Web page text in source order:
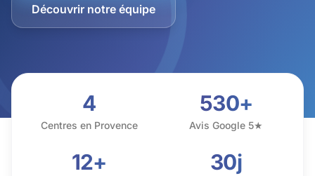
Découvrir notre équipe
4
Centres en Provence
530+
Avis Google 5★
12+ 30j